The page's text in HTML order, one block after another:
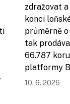
zdražovat
konci
průměrně
tak
66.787
platformy
10. 6. 2026